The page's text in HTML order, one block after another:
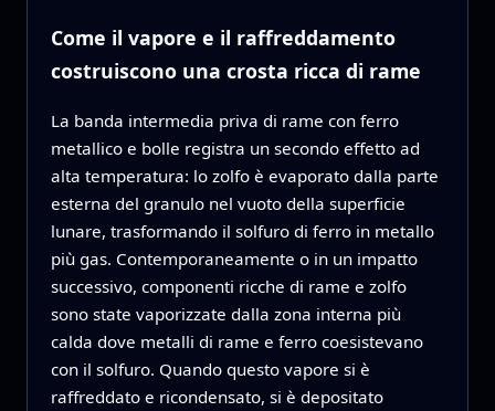
Come il vapore e il raffreddamento
costruiscono una crosta ricca di rame
La banda intermedia priva di rame con ferro
metallico e bolle registra un secondo effetto ad
alta temperatura: lo zolfo è evaporato dalla parte
esterna del granulo nel vuoto della superficie
lunare, trasformando il solfuro di ferro in metallo
più gas. Contemporaneamente o in un impatto
successivo, componenti ricche di rame e zolfo
sono state vaporizzate dalla zona interna più
calda dove metalli di rame e ferro coesistevano
con il solfuro. Quando questo vapore si è
raffreddato e ricondensato, si è depositato